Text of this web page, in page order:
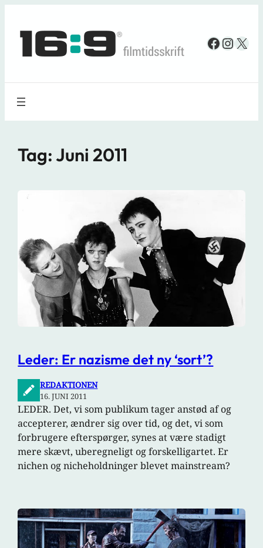
indhold
X
Tag:Juni 2011
Leder: Er nazisme det ny ‘sort’?
REDAKTIONEN
16. JUNI 2011
LEDER. Det, vi som publikum tager anstød af og
accepterer, ændrer sig over tid, og det, vi som
forbrugere efterspørger, synes at være stadigt
mere skævt, uberegneligt og forskelligartet. Er
nichen og nicheholdninger blevet mainstream?